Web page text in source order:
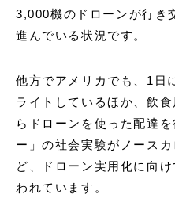
3,000機のドローンが行き
進んでいる状況です。
他方でアメリカでも、1日
ライトしているほか、飲
らドローンを使った配達
ー」の社会実験がノース
ど、ドローン実用化に向
われています。